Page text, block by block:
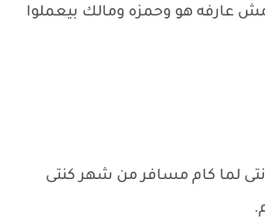
عارفه هو وحمزه ومالك بيعملوا
لما كام مسافر من شهر كنتى